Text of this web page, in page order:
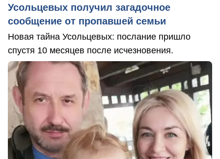
Усольцевых получил загадочное
сообщение от пропавшей семьи
Новая тайна Усольцевых: послание пришло
спустя 10 месяцев после исчезновения.